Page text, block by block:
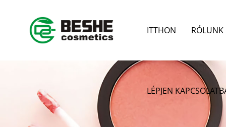
ITTHON RÓLUNK
LÉPJEN